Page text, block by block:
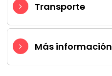
Transporte
Más información